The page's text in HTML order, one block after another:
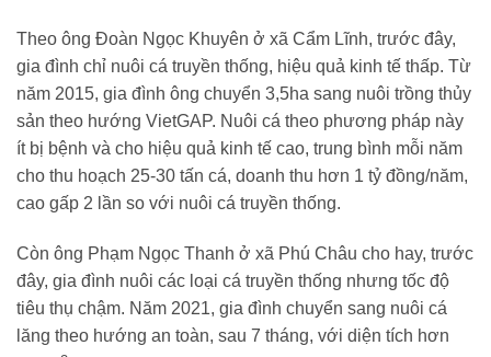
Theo ông Đoàn Ngọc Khuyên ở xã Cẩm Lĩnh, trước đây,
gia đình chỉ nuôi cá truyền thống, hiệu quả kinh tế thấp. Từ
năm 2015, gia đình ông chuyển 3,5ha sang nuôi trồng thủy
sản theo hướng VietGAP. Nuôi cá theo phương pháp này
ít bị bệnh và cho hiệu quả kinh tế cao, trung bình mỗi năm
cho thu hoạch 25-30 tấn cá, doanh thu hơn 1 tỷ đồng/năm,
cao gấp 2 lần so với nuôi cá truyền thống.
Còn ông Phạm Ngọc Thanh ở xã Phú Châu cho hay, trước
đây, gia đình nuôi các loại cá truyền thống nhưng tốc độ
tiêu thụ chậm. Năm 2021, gia đình chuyển sang nuôi cá
lăng theo hướng an toàn, sau 7 tháng, với diện tích hơn